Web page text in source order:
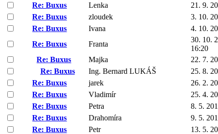
Re: Buxus
Lenka
21. 9.
Re: Buxus
zloudek
3. 10.
Re: Buxus
Ivana
4. 10.
Re: Buxus
Franta
30. 10.
16:20
Re: Buxus
Majka
22. 7.
Re: Buxus
Ing. Bernard LUKÁŠ
25. 8.
Re: Buxus
jarek
26. 2.
Re: Buxus
Vladimír
25. 4.
Re: Buxus
Petra
8. 5.
Re: Buxus
Drahomíra
9. 5.
Re: Buxus
Petr
13. 5.